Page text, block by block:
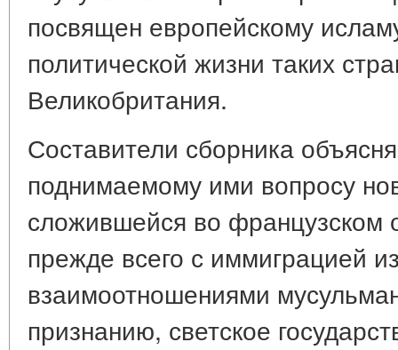
посвящен европейскому
политической жизни таких
Великобритания.
Составители сборника
поднимаемому ими вопросу
сложившейся во французском
прежде всего с иммиграцией
взаимоотношениями
признанию, светское